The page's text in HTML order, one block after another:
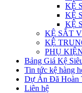
KỆ
KỆ
KỆ
KỆ SẮT
KỆ
PHỤ
Bảng Giá Kệ
Tin tức kệ hàng
Dự Án Đã Hoàn
Liên hệ